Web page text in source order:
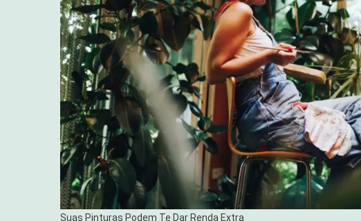
Suas Pinturas Podem Te Dar Renda Extra